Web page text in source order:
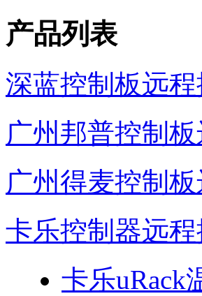
产品列表
深蓝控制板远程
广州邦普控制板
广州得麦控制板
卡乐控制器远程
卡乐uRack